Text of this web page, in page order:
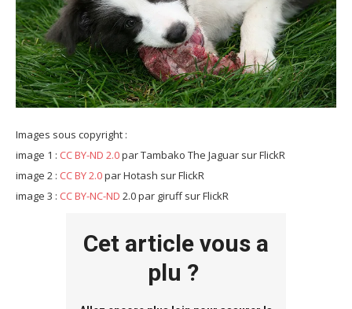
Images sous copyright :
image 1 : CC BY-ND 2.0par Tambako The Jaguar sur FlickR
image 2 : CC BY 2.0par Hotash sur FlickR
image 3 : CC BY-NC-ND 2.0 par giruff sur FlickR
Cet article vous a
plu ?